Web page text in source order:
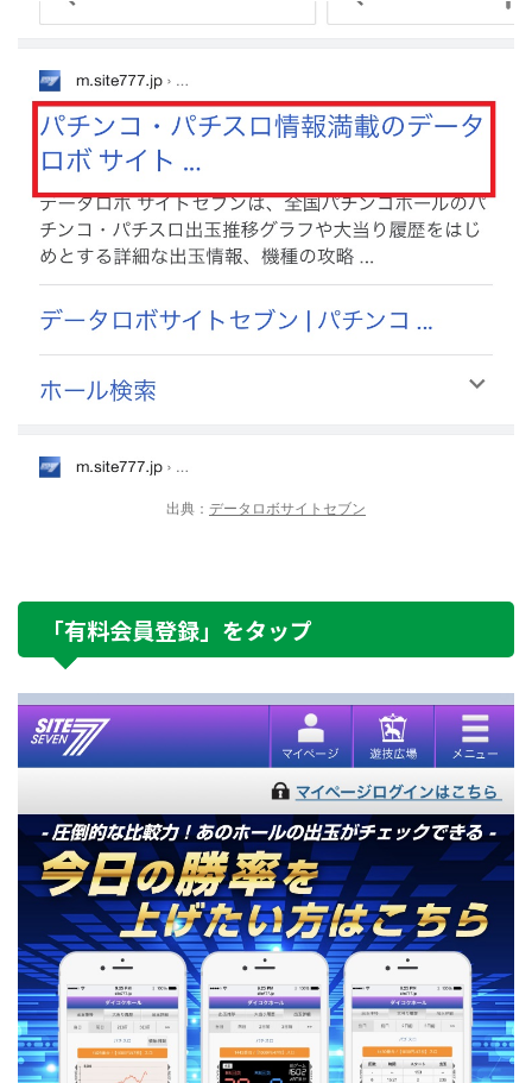
出典： データロボサイトセブン
「有料会員登録」をタップ